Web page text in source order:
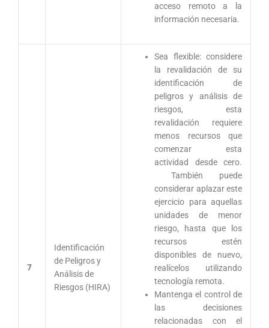
acceso remoto a la
información necesaria.
7
Identificación
de Peligros y
Análisis de
Riesgos (HIRA)
Sea flexible: considere
la revalidación de su
identificación de
peligros y análisis de
riesgos, esta
revalidación requiere
menos recursos que
comenzar esta
actividad desde cero.
También puede
considerar aplazar este
ejercicio para aquellas
unidades de menor
riesgo, hasta que los
recursos estén
disponibles de nuevo,
realícelos utilizando
tecnología remota.
Mantenga el control de
las decisiones
relacionadas con el